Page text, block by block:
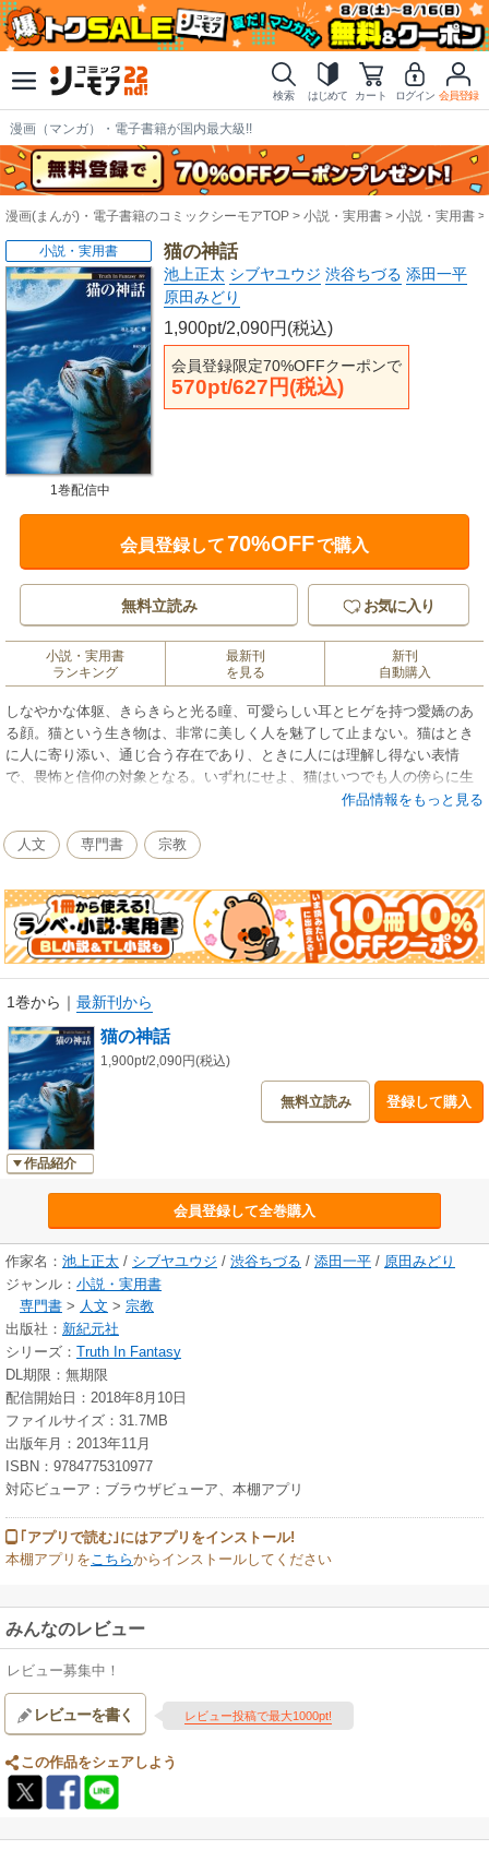
検索 はじめて カート ログイン 会員登録
漫画（マンガ）・電子書籍が国内最大級!!
漫画(まんが)・電子書籍のコミックシーモアTOP 小説・実用書 小説・実用書
猫の神話
池上正太 シブヤユウジ 渋谷ちづる 添田一平
原田みどり
1,900pt/2,090円(税込)
会員登録限定70%OFFクーポンで
570pt/627円(税込)
小説・実用書
1巻配信中
会員登録して70%OFFで購入
無料立読み お気に入り
小説・実用書
ランキング
最新刊
を見る
新刊
自動購入
しなやかな体躯、きらきらと光る瞳、可愛らしい耳とヒゲを持つ愛嬌のあ
る顔。猫という生き物は、非常に美しく人を魅了して止まない。猫はとき
に人に寄り添い、通じ合う存在であり、ときに人には理解し得ない表情
で、畏怖と信仰の対象となる。いずれにせよ、猫はいつでも人の傍らに生
きてきた。その証拠に、猫と共に語られる物語はこんなにも楽しく、切な
作品情報をもっと見る
人文 専門書 宗教
1巻から ｜ 最新刊から
作品紹介
猫の神話
1,900pt/2,090円(税込)
無料立読み 登録して購入
会員登録して全巻購入
作家名： 池上正太 / シブヤユウジ / 渋谷ちづる / 添田一平 / 原田みどり
ジャンル： 小説・実用書
専門書 > 人文 > 宗教
出版社： 新紀元社
シリーズ： Truth In Fantasy
DL期限：無期限
配信開始日：2018年8月10日
ファイルサイズ：31.7MB
出版年月：2013年11月
ISBN：9784775310977
対応ビューア：ブラウザビューア、本棚アプリ
｢アプリで読む｣にはアプリをインストール!
本棚アプリをこちらからインストールしてください
みんなのレビュー
レビュー募集中！
レビューを書く レビュー投稿で最大1000pt!
この作品をシェアしよう